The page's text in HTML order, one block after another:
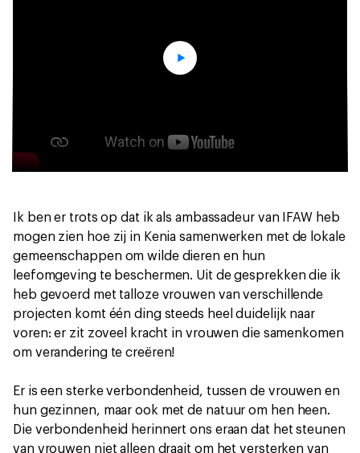
Ik ben er trots op dat ik als ambassadeur van IFAW heb
mogen zien hoe zij in Kenia samenwerken met de lokale
gemeenschappen om wilde dieren en hun
leefomgeving te beschermen. Uit de gesprekken die ik
heb gevoerd met talloze vrouwen van verschillende
projecten komt één ding steeds heel duidelijk naar
voren: er zit zoveel kracht in vrouwen die samenkomen
om verandering te creëren!
Er is een sterke verbondenheid, tussen de vrouwen en
hun gezinnen, maar ook met de natuur om hen heen.
Die verbondenheid herinnert ons eraan dat het steunen
van vrouwen niet alleen draait om het versterken van